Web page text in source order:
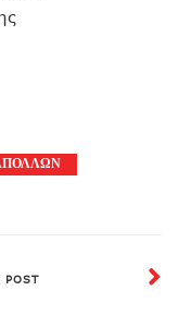
POST